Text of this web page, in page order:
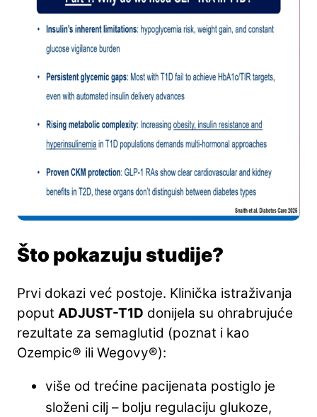
Što pokazuju studije?
Prvi dokazi već postoje. Klinička istraživanja
poput ADJUST-T1D donijela su ohrabrujuće
rezultate za semaglutid (poznat i kao
Ozempic® ili Wegovy®):
više od trećine pacijenata postiglo je
složeni cilj – bolju regulaciju glukoze,